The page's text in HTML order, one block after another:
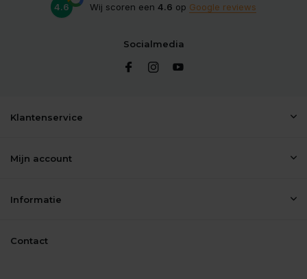
4.6 Wij scoren een 4.6 op Google reviews
Socialmedia
Klantenservice
Mijn account
Informatie
Contact